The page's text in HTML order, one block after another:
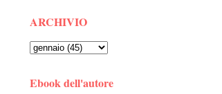
ARCHIVIO
Ebook dell'autore